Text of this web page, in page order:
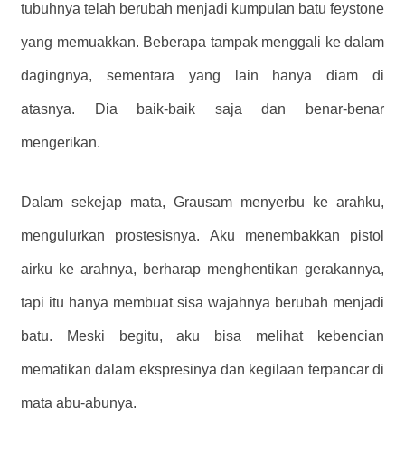
tubuhnya telah berubah menjadi kumpulan batu feystone
yang memuakkan. Beberapa tampak menggali ke dalam
dagingnya, sementara yang lain hanya diam di
atasnya. Dia baik-baik saja dan benar-benar
mengerikan.
Dalam sekejap mata, Grausam menyerbu ke arahku,
mengulurkan prostesisnya. Aku menembakkan pistol
airku ke arahnya, berharap menghentikan gerakannya,
tapi itu hanya membuat sisa wajahnya berubah menjadi
batu. Meski begitu, aku bisa melihat kebencian
mematikan dalam ekspresinya dan kegilaan terpancar di
mata abu-abunya.